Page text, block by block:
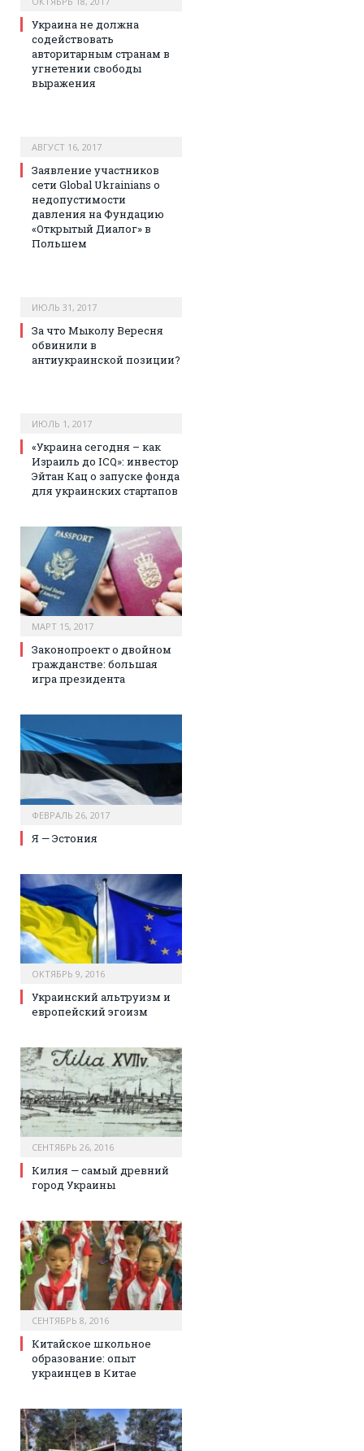
Украина не должна
содействовать
авторитарным странам в
угнетении свободы
выражения
АВГУСТ 16, 2017
Заявление участников
сети Global Ukrainians о
недопустимости
давления на Фундацию
«Открытый Диалог» в
Польшем
ИЮЛЬ 31, 2017
За что Мыколу Вересня
обвинили в
антиукраинской позиции?
ИЮЛЬ 1, 2017
«Украина сегодня – как
Израиль до ICQ»: инвестор
Эйтан Кац о запуске фонда
для украинских стартапов
МАРТ 15, 2017
Законопроект о двойном
гражданстве: большая
игра президента
ФЕВРАЛЬ 26, 2017
Я — Эстония
ОКТЯБРЬ 9, 2016
Украинский альтруизм и
европейский эгоизм
СЕНТЯБРЬ 26, 2016
Килия — самый древний
город Украины
СЕНТЯБРЬ 8, 2016
Китайское школьное
образование: опыт
украинцев в Китае